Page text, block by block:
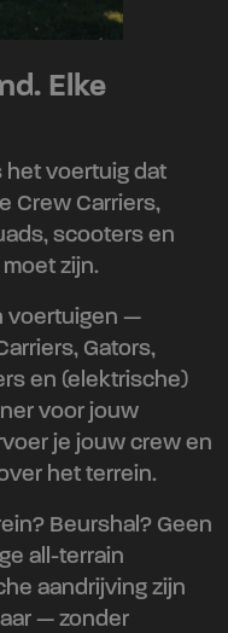
Elke
het voertuig dat
Crew Carriers,
scooters en
zijn.
voertuigen —
Gators,
en (elektrische)
voor jouw
je jouw crew en
het terrein.
Beurshal? Geen
all-terrain
aandrijving zijn
— zonder